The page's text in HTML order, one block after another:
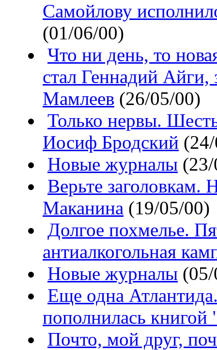
Самойлову
(01/06/00)
Что ни день, то
стал Геннадий
Мамлеев (26/05/00)
Только нервы.
Иосиф Бродский
Новые журналы
Верьте заголовкам.
Маканина (19/05/00)
Долгое похмелье.
антиалкогольная
Новые журналы
Еще одна
пополнилась
Почто, мой друг,